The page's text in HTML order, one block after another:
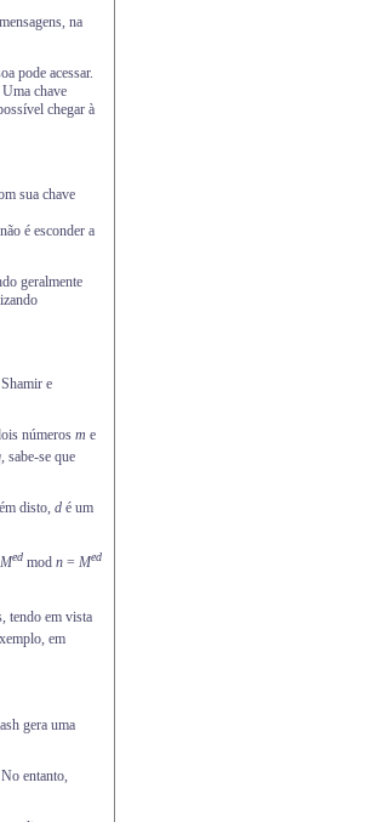
na
pode acessar.
chave
chegar à
sua chave
é esconder a
geralmente
e
números m e
, sabe-se que
disto, dé um
Medmod n= Med
tendo em vista
em
gera uma
entanto,